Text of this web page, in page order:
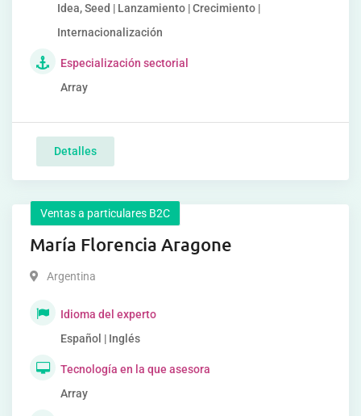
Idea, Seed | Lanzamiento | Crecimiento |
Internacionalización
Especialización sectorial
Array
Detalles
Ventas a particulares B2C
María Florencia Aragone
Argentina
Idioma del experto
Español | Inglés
Tecnología en la que asesora
Array